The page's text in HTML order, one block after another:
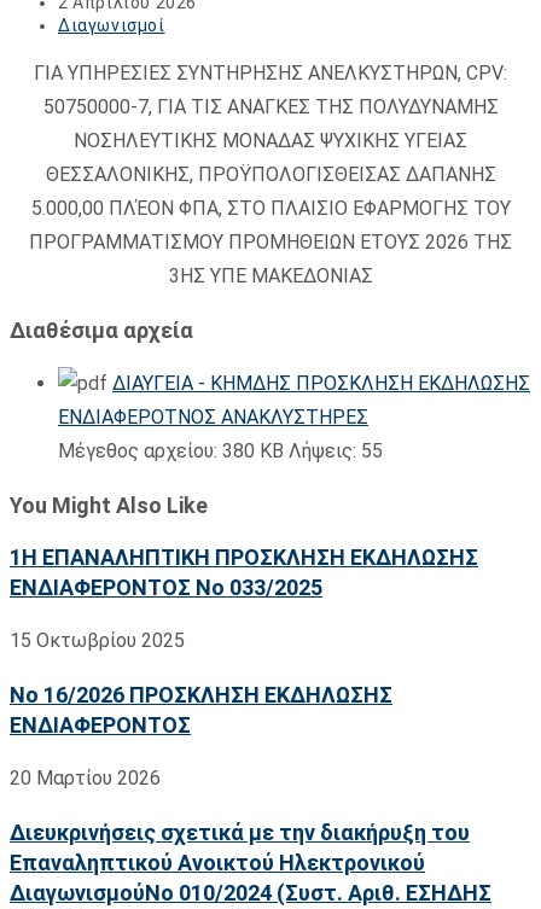
published:
Post
Διαγωνισμοί
ΓΙΑ ΥΠΗΡΕΣΙΕΣ ΣΥΝΤΗΡΗΣΗΣ ΑΝΕΛΚΥΣΤΗΡΩΝ, CPV:
50750000-7, ΓΙΑ ΤΙΣ ΑΝΑΓΚΕΣ ΤΗΣ ΠΟΛΥΔΥΝΑΜΗΣ
ΝΟΣΗΛΕΥΤΙΚΗΣ ΜΟΝΑΔΑΣ ΨΥΧΙΚΗΣ ΥΓΕΙΑΣ
ΘΕΣΣΑΛΟΝΙΚΗΣ, ΠΡΟΫΠΟΛΟΓΙΣΘΕΙΣΑΣ ΔΑΠΑΝΗΣ
5.000,00 ΠΛΈΟΝ ΦΠΑ, ΣΤΟ ΠΛΑΙΣΙΟ ΕΦΑΡΜΟΓΗΣ ΤΟΥ
ΠΡΟΓΡΑΜΜΑΤΙΣΜΟΥ ΠΡΟΜΗΘΕΙΩΝ ΕΤΟΥΣ 2026 ΤΗΣ
3ΗΣ ΥΠΕ ΜΑΚΕΔΟΝΙΑΣ
Διαθέσιμα αρχεία
ΔΙΑΥΓΕΙΑ - ΚΗΜΔΗΣ ΠΡΟΣΚΛΗΣΗ ΕΚΔΗΛΩΣΗΣ
ΕΝΔΙΑΦΕΡΟΤΝΟΣ ΑΝΑΚΛΥΣΤΗΡΕΣ
Μέγεθος αρχείου: 380 KB Λήψεις: 55
You Might Also Like
1Η ΕΠΑΝΑΛΗΠΤΙΚΗ ΠΡΟΣΚΛΗΣΗ ΕΚΔΗΛΩΣΗΣ
ΕΝΔΙΑΦΕΡΟΝΤΟΣ Νο 033/2025
15 Οκτωβρίου 2025
No 16/2026 ΠΡΟΣΚΛΗΣΗ ΕΚΔΗΛΩΣΗΣ
ΕΝΔΙΑΦΕΡΟΝΤΟΣ
20 Μαρτίου 2026
Διευκρινήσεις σχετικά με την διακήρυξη του
Επαναληπτικού Ανοικτού Ηλεκτρονικού
ΔιαγωνισμούΝο 010/2024 (Συστ. Αριθ. ΕΣΗΔΗΣ